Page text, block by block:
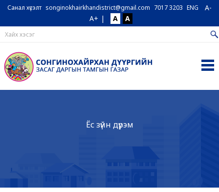
Санал хүсэлт songinokhairkhandistrict@gmail.com 7017 3203 ENG
A-
A+ | A A
Ёс зүйн дүрэм